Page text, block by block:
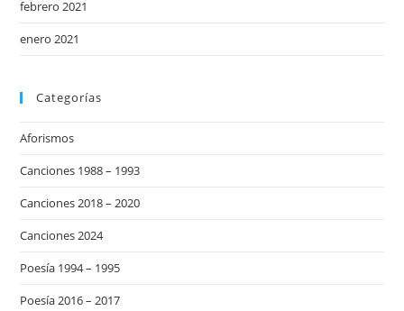
febrero 2021
enero 2021
Categorías
Aforismos
Canciones 1988 – 1993
Canciones 2018 – 2020
Canciones 2024
Poesía 1994 – 1995
Poesía 2016 – 2017